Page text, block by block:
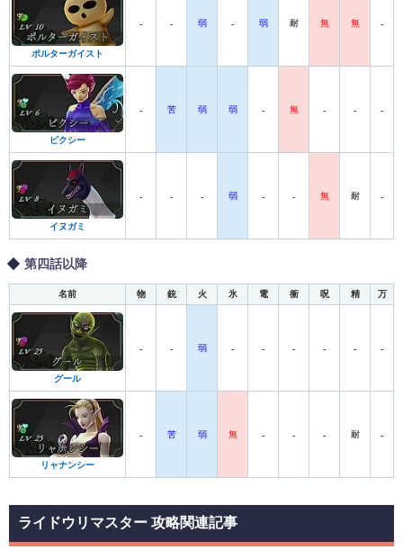
ポルターガイスト
- - 弱 - 弱 耐 無 無 -
ピクシー
- 苦 弱 弱 - 無 - - -
イヌガミ
- - - 弱 - - 無 耐 -
第四話以降
名前 物 銃 火 氷 電 衝 呪 精 万
グール
- - 弱 - - - - - -
リャナンシー
- 苦 弱 無 - - - 耐 -
ライドウリマスター 攻略関連記事